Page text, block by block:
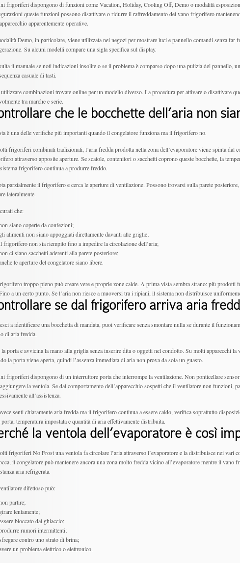
frigoriferi dispongono di funzioni come Vacation, Holiday, Cooling Off, Demo o modalità
queste funzioni possono disattivare o ridurre il raffreddamento del vano frigorifero
apparentemente operative.
Demo, in particolare, viene utilizzata nei negozi per mostrare luci e pannello comandi senza far
Su alcuni modelli compare una sigla specifica sul display.
il manuale se noti indicazioni insolite o se il problema è comparso dopo una pulizia del pannello,
casuale di tasti.
combinazioni trovate online per un modello diverso. La procedura per attivare o disattivare
tra marche e serie.
che le bocchette dell’aria non
è una delle verifiche più importanti quando il congelatore funziona ma il frigorifero no.
frigoriferi combinati tradizionali, l’aria fredda prodotta nella zona dell’evaporatore viene spinta dal
attraverso apposite aperture. Se scatole, contenitori o sacchetti coprono queste bocchette, la
frigorifero continua a produrre freddo.
parzialmente il frigorifero e cerca le aperture di ventilazione. Possono trovarsi sulla parete
lateralmente.
che:
siano coperte da confezioni;
gli alimenti non siano appoggiati direttamente davanti alle griglie;
frigorifero non sia riempito fino a impedire la circolazione dell’aria;
ci siano sacchetti aderenti alla parete posteriore;
le aperture del congelatore siano libere.
troppo pieno può creare vere e proprie zone calde. A prima vista sembra strano: più prodotti
a un certo punto. Se l’aria non riesce a muoversi tra i ripiani, il sistema non distribuisce
se dal frigorifero arriva aria
a identificare una bocchetta di mandata, puoi verificare senza smontare nulla se durante il
di aria fredda.
porta e avvicina la mano alla griglia senza inserire dita o oggetti nel condotto. Su molti apparecchi la
la porta viene aperta, quindi l’assenza immediata di aria non prova da sola un guasto.
frigoriferi dispongono di un interruttore porta che interrompe la ventilazione. Non ponticellare
la ventola. Se dal comportamento dell’apparecchio sospetti che il ventilatore non funzioni,
all’assistenza.
senti chiaramente aria fredda ma il frigorifero continua a essere caldo, verifica soprattutto
porta, temperatura impostata e quantità di aria effettivamente distribuita.
la ventola dell’evaporatore è così
frigoriferi No Frost una ventola fa circolare l’aria attraverso l’evaporatore e la distribuisce nei vari
il congelatore può mantenere ancora una zona molto fredda vicino all’evaporatore mentre il vano
aria refrigerata.
difettoso può:
partire;
girare lentamente;
bloccato dal ghiaccio;
rumori intermittenti;
contro uno strato di brina;
un problema elettrico o elettronico.